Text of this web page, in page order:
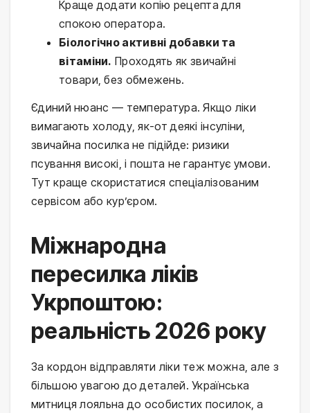
Краще додати копію рецепта для
спокою оператора.
Біологічно активні добавки та
вітаміни. Проходять як звичайні
товари, без обмежень.
Єдиний нюанс — температура. Якщо ліки
вимагають холоду, як-от деякі інсуліни,
звичайна посилка не підійде: ризики
псування високі, і пошта не гарантує умови.
Тут краще скористатися спеціалізованим
сервісом або кур’єром.
Міжнародна
пересилка ліків
Укрпоштою:
реальність 2026 року
За кордон відправляти ліки теж можна, але з
більшою увагою до деталей. Українська
митниця лояльна до особистих посилок, а